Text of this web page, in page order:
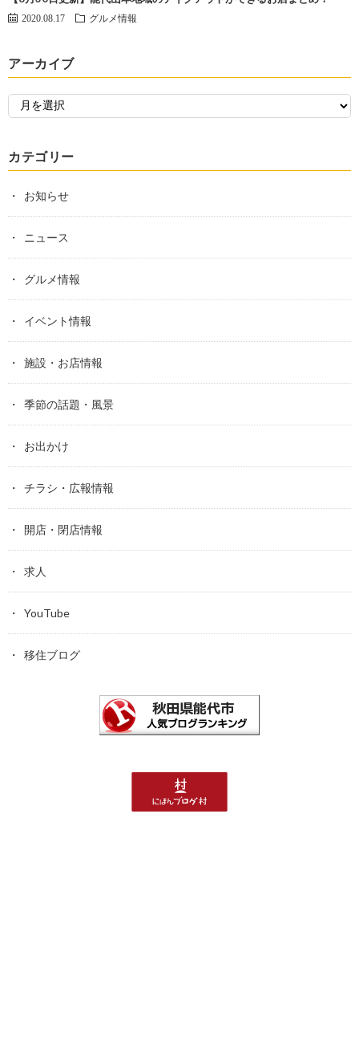
2020.08.17 グルメ情報
アーカイブ
カテゴリー
お知らせ
ニュース
グルメ情報
イベント情報
施設・お店情報
季節の話題・風景
お出かけ
チラシ・広報情報
開店・閉店情報
求人
YouTube
移住ブログ